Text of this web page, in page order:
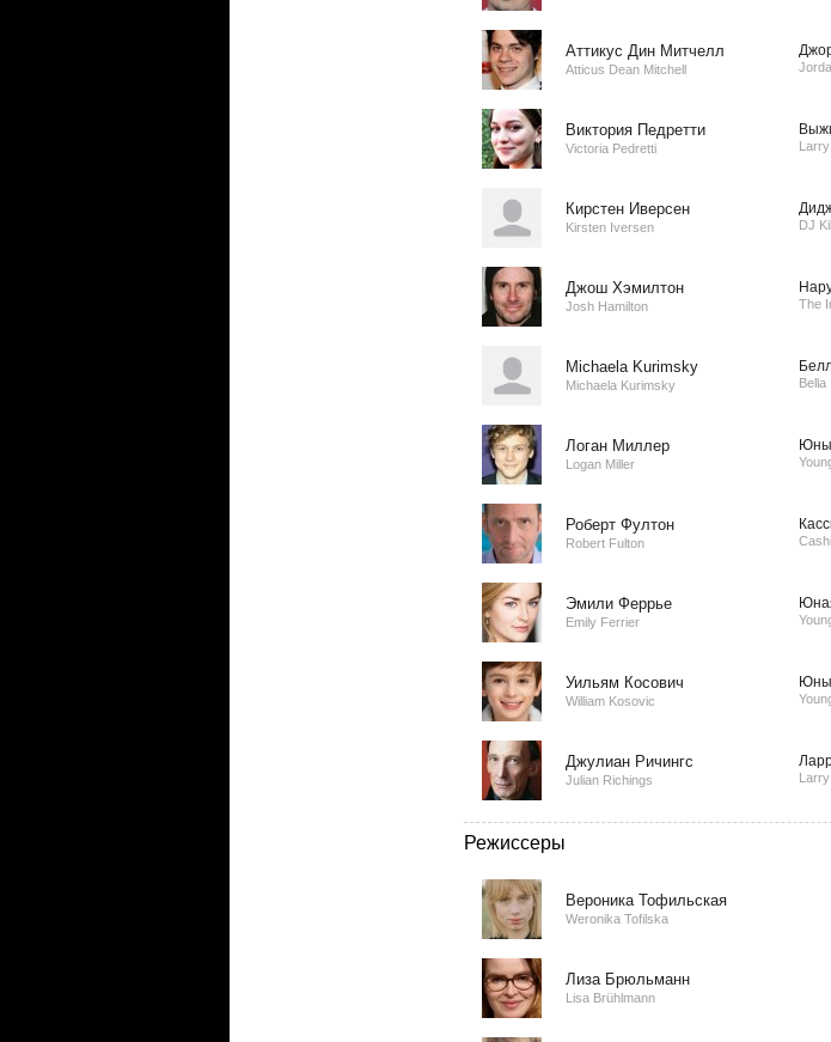
Аттикус Дин Митчелл
Atticus Dean Mitchell
Виктория Педретти
Victoria Pedretti
Кирстен Иверсен
Kirsten Iversen DJ
Джош Хэмилтон
Josh Hamilton The
Michaela Kurimsky
Michaela Kurimsky Bella
Логан Миллер
Logan Miller
Роберт Фултон
Robert Fulton
Эмили Феррье
Emily Ferrier
Уильям Косович
William Kosovic
Джулиан Ричингс
Julian Richings
Режиссеры
Вероника Тофильская
Weronika Tofilska
Лиза Брюльманн
Lisa Brühlmann